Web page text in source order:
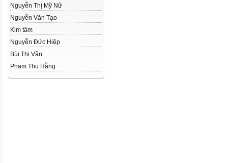
Nguyễn Thị Mỹ Nữ
Nguyễn Văn Tạo
Kim tâm
Nguyễn Đức Hiệp
Bùi Thị Vần
Phạm Thu Hằng